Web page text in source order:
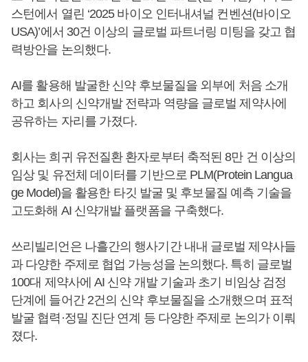
스턴에서 열린 ‘2025 바이오 인터내셔널 컨벤션(바이오
USA)’에서 30건 이상의 글로벌 파트너링 미팅을 갖고 협
력방안을 논의했다.
AI를 활용해 발굴한 신약 후보물질을 외부에 처음 소개
하고 회사의 신약개발 전략과 역량을 글로벌 제약사에
공유하는 자리를 가졌다.
회사는 희귀 유전질환 환자로부터 축적된 8만 건 이상의
임상 및 유전체 데이터를 기반으로 PLM(Protein Langua
ge Model)을 활용한 타깃 발굴 및 후보물질 예측 기술을
고도화해 AI 신약개발 플랫폼을 구축했다.
쓰리빌리언은 나흘간의 행사기간 내내 글로벌 제약사들
과 다양한 주제로 협업 가능성을 논의했다. 특히 글로벌
100대 제약사에 AI 신약 개발 기술과 초기 비임상 검정
단계에 들어간 2건의 신약 후보물질을 소개했으며 표적
발굴 협력·정밀 진단 연계 등 다양한 주제로 논의가 이뤄
졌다.